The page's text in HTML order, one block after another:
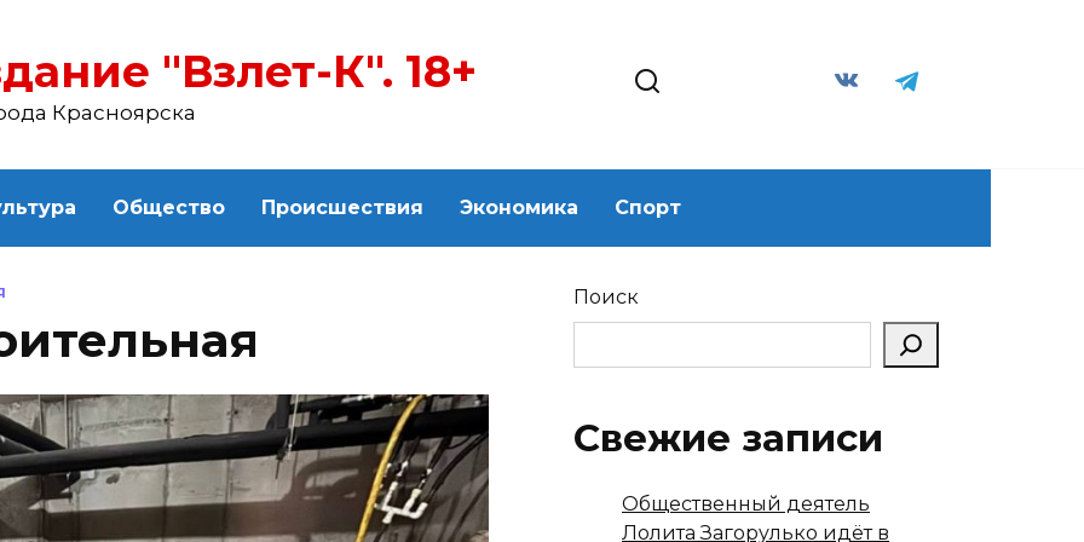
"Взлет-К". 18+
Красноярска
Общество Происшествия Экономика Спорт
Поиск
Свежие записи
Общественный деятель
Лолита Загорулько идёт в